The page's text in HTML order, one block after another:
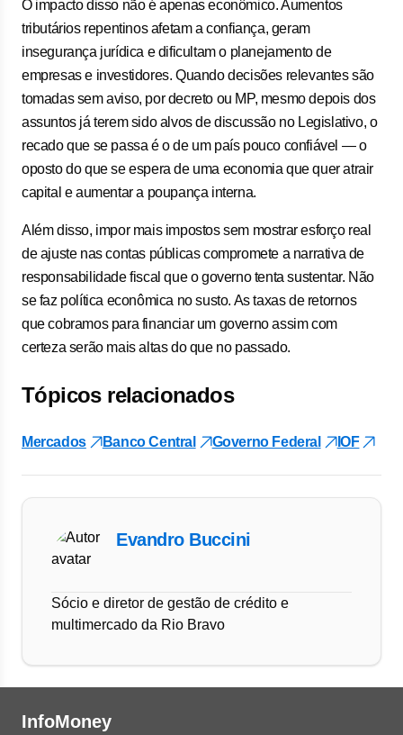
O impacto disso não é apenas econômico. Aumentos
tributários repentinos afetam a confiança, geram
insegurança jurídica e dificultam o planejamento de
empresas e investidores. Quando decisões relevantes são
tomadas sem aviso, por decreto ou MP, mesmo depois dos
assuntos já terem sido alvos de discussão no Legislativo, o
recado que se passa é o de um país pouco confiável — o
oposto do que se espera de uma economia que quer atrair
capital e aumentar a poupança interna.
Além disso, impor mais impostos sem mostrar esforço real
de ajuste nas contas públicas compromete a narrativa de
responsabilidade fiscal que o governo tenta sustentar. Não
se faz política econômica no susto. As taxas de retornos
que cobramos para financiar um governo assim com
certeza serão mais altas do que no passado.
Tópicos relacionados
Mercados Banco Central Governo Federal IOF
Evandro Buccini
Sócio e diretor de gestão de crédito e
multimercado da Rio Bravo
InfoMoney